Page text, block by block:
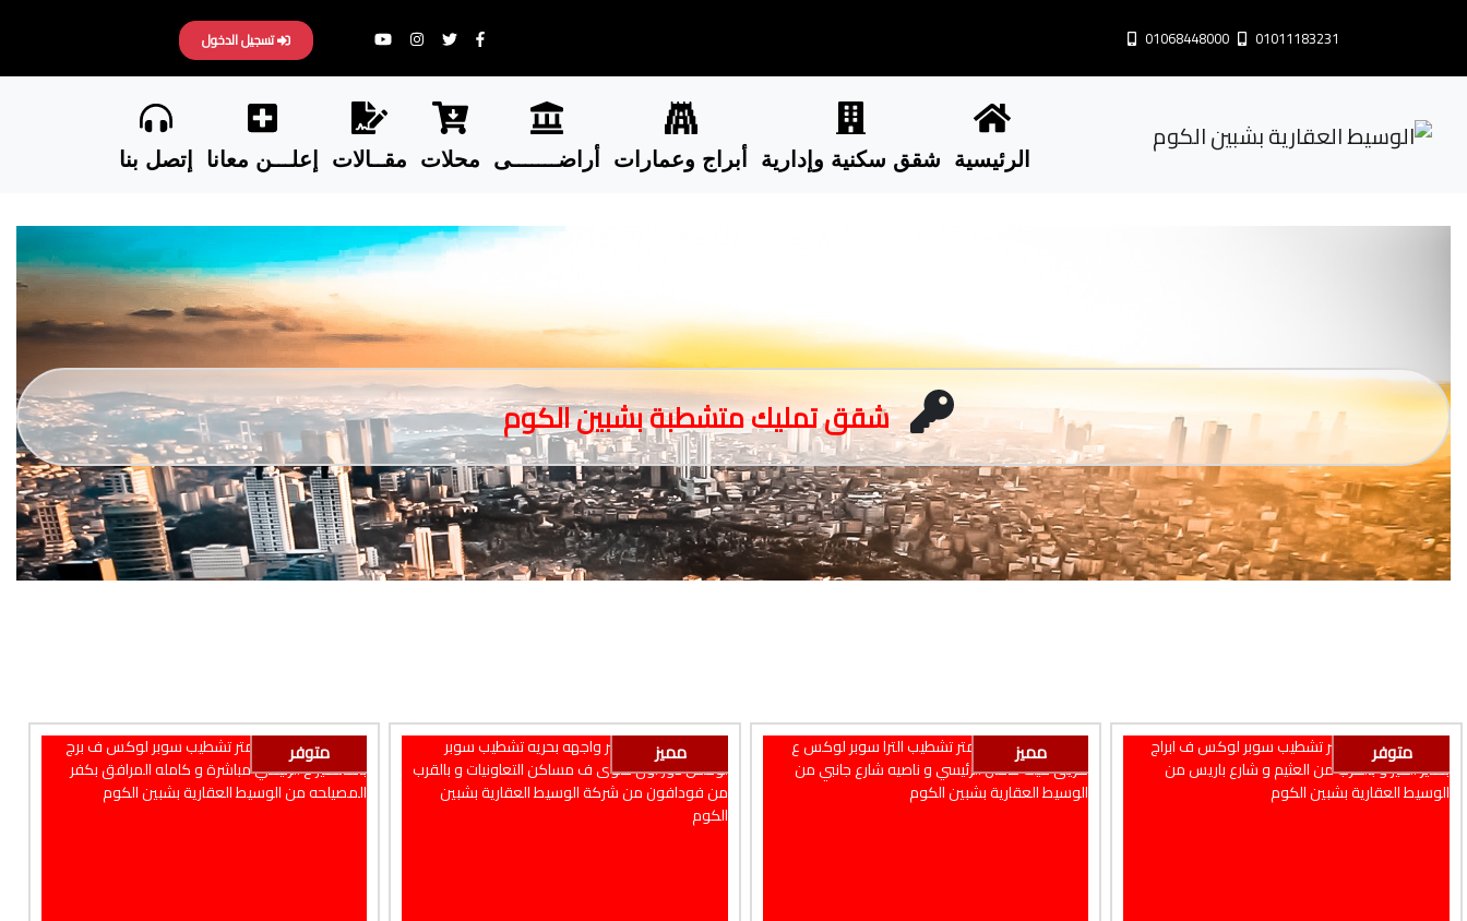
01011183231
01068448000 تسجيل الدخول
الرئيسية شقق سكنية وإدارية أبراج وعمارات أراضـــــــى محلات مقــالات إعلـــن معانا إتصل بنا
شقق تمليك متشطبة بشبين الكوم
متوفر مميز مميز متوفر